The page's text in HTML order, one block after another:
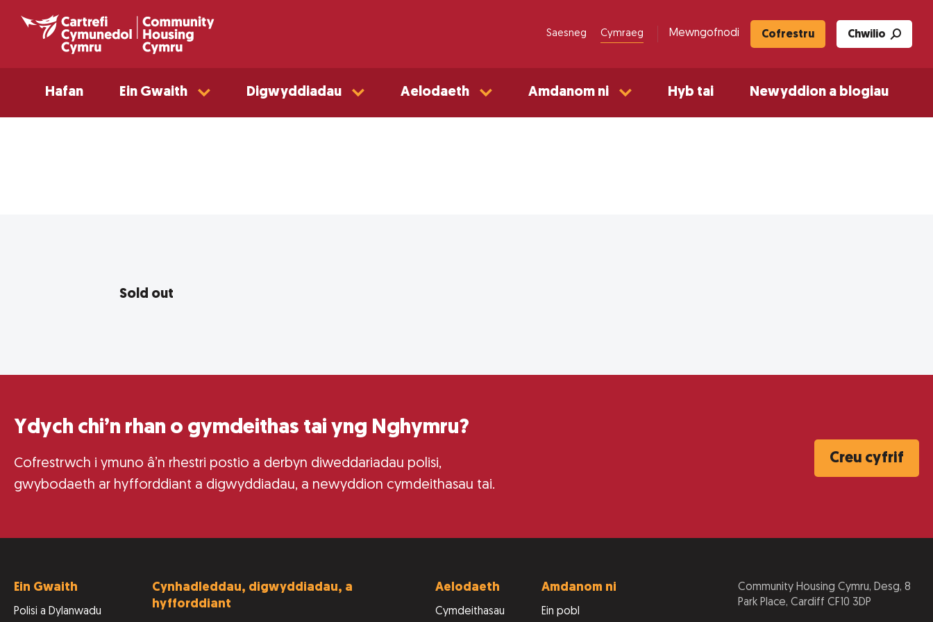
Saesneg Cymraeg Mewngofnodi Cofrestru Chwilio
Hafan Ein Gwaith Digwyddiadau Aelodaeth Amdanom ni Hyb tai Newyddion a blogiau
Sold out
Ydych chi’n rhan o gymdeithas tai yng Nghymru?
Cofrestrwch i ymuno â’n rhestri postio a derbyn diweddariadau polisi,
gwybodaeth ar hyfforddiant a digwyddiadau, a newyddion cymdeithasau tai.
Creu cyfrif
Ein Gwaith
Polisi a Dylanwadu
Cynhadleddau, digwyddiadau, a
hyfforddiant
Aelodaeth
Cymdeithasau
Amdanom ni
Ein pobl
Community Housing Cymru, Desg, 8
Park Place, Cardiff CF10 3DP